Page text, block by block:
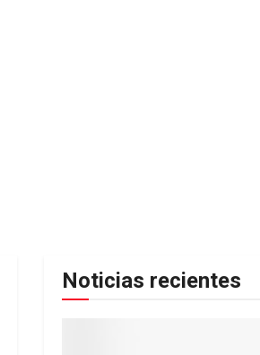
Noticias recientes